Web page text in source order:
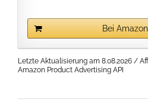
Bei
Letzte Aktualisierung am 8.08.2026 /
Amazon Product Advertising API